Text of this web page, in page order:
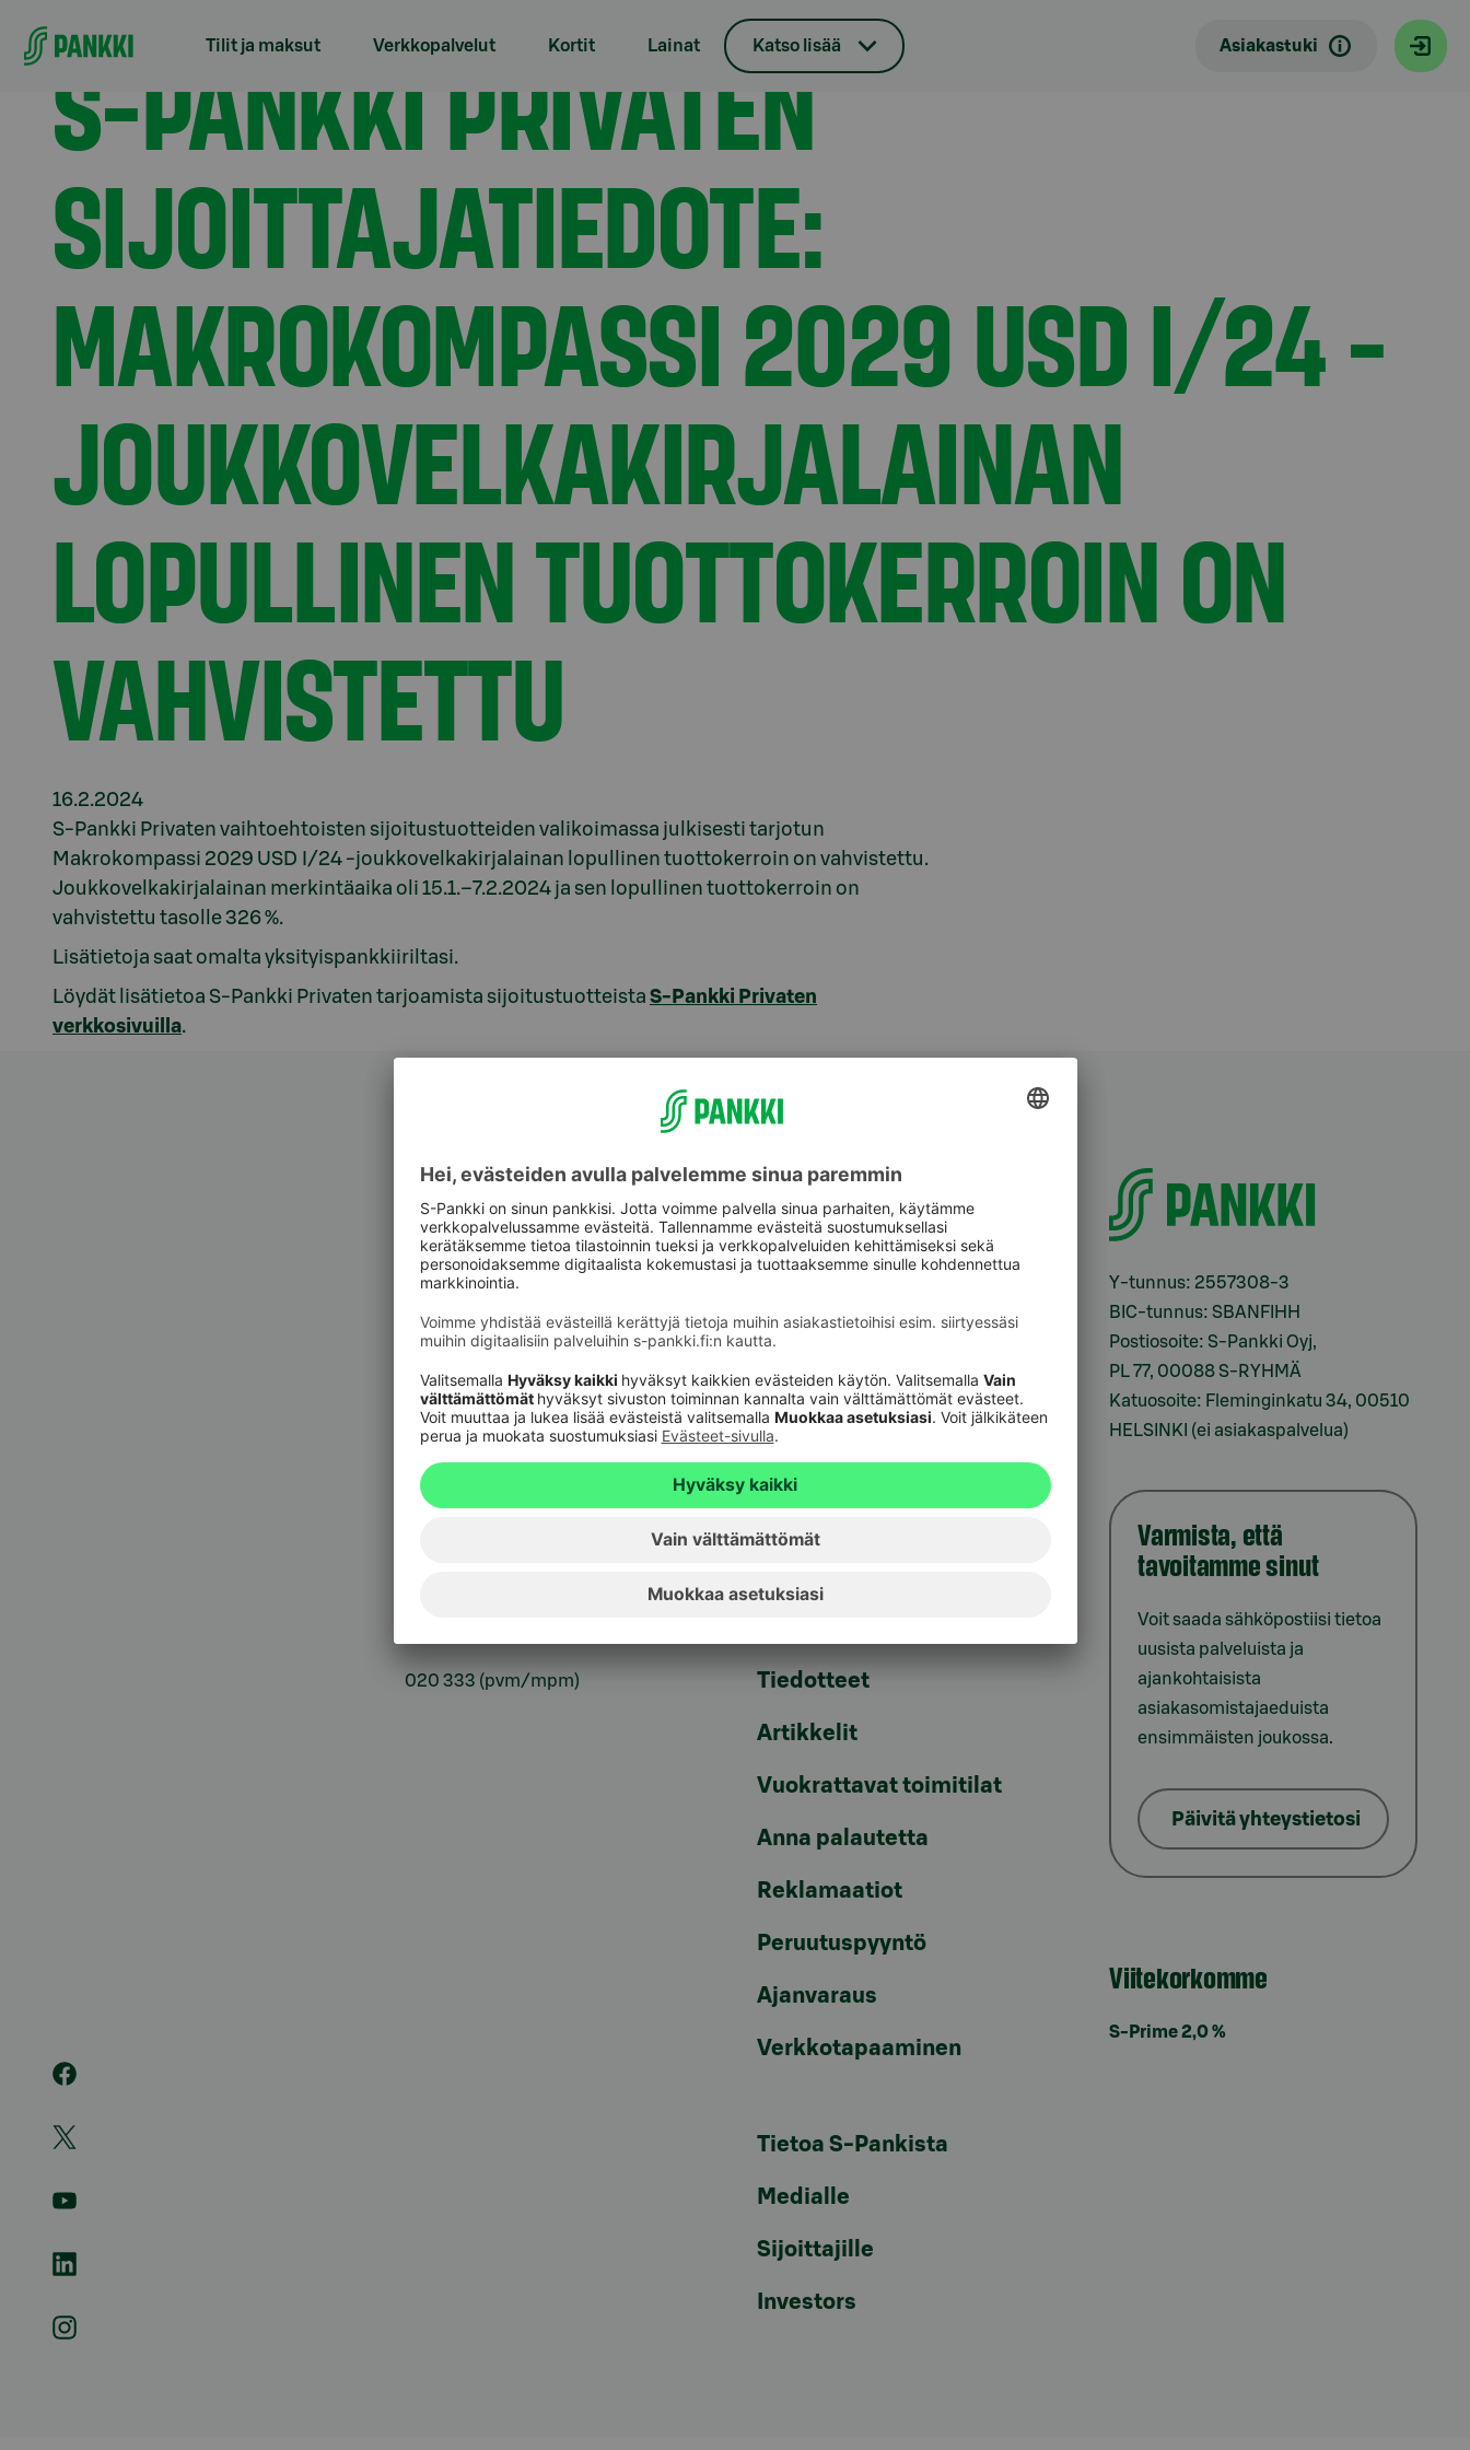
Tilit ja maksut Verkkopalvelut Kortit Lainat Katso lisää Asiakastuki
S-Pankki Privaten sijoittajatiedote: Makrokompassi 2029 USD I/24 -joukkovelkakirjalainan lopullinen tuottokerroin on vahvistettu
S-PANKKI PRIVATEN
SIJOITTAJATIEDOTE:
MAKROKOMPASSI 2029 USD I/24 -
JOUKKOVELKAKIRJALAINAN
LOPULLINEN TUOTTOKERROIN ON
VAHVISTETTU
16.2.2024
S-Pankki Privaten vaihtoehtoisten sijoitustuotteiden valikoimassa julkisesti tarjotun
Makrokompassi 2029 USD I/24 -joukkovelkakirjalainan lopullinen tuottokerroin on vahvistettu.
Joukkovelkakirjalainan merkintäaika oli 15.1.–7.2.2024 ja sen lopullinen tuottokerroin on
vahvistettu tasolle 326 %.
Lisätietoja saat omalta yksityispankkiiriltasi.
Löydät lisätietoa S-Pankki Privaten tarjoamista sijoitustuotteista S-Pankki Privaten
verkkosivuilla.
Asiakaspalvelu
Asiakastuki
Pankkitunnusten
sulkupalvelu 24h
020 333 (pvm/mpm)
Oikopolut
Tarkista
Tule asiakkaaksi
Tiedotteet
Artikkelit
Vuokrattavat toimitilat
Anna palautetta
Reklamaatiot
Peruutuspyyntö
Ajanvaraus
Verkkotapaaminen
Tietoa S-Pankista
Medialle
Sijoittajille
Investors
Y-tunnus: 2557308-3
BIC-tunnus: SBANFIHH
Postiosoite: S-Pankki Oyj,
PL 77, 00088 S-RYHMÄ
Katuosoite: Fleminginkatu 34, 00510
HELSINKI (ei asiakaspalvelua)
Varmista, että
tavoitamme sinut
Voit saada sähköpostiisi tietoa
uusista palveluista ja
ajankohtaisista
asiakasomistajaeduista
ensimmäisten joukossa.
Päivitä yhteystietosi
Viitekorkomme
S-Prime 2,0 %